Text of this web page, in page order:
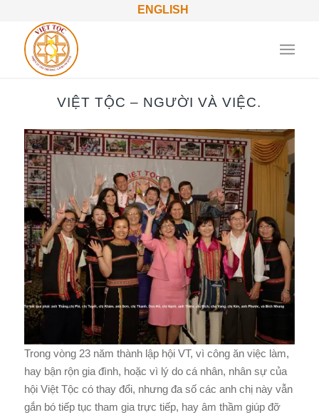
ENGLISH
VIỆT TỘC – NGƯỜI VÀ VIỆC.
Trong vòng 23 năm thành lập hội VT, vì công ăn việc làm,
hay bận rộn gia đình, hoặc vì lý do cá nhân, nhân sự của
hội Việt Tộc có thay đổi, nhưng đa số các anh chị này vẫn
gắn bó tiếp tục tham gia trực tiếp, hay âm thầm giúp đỡ